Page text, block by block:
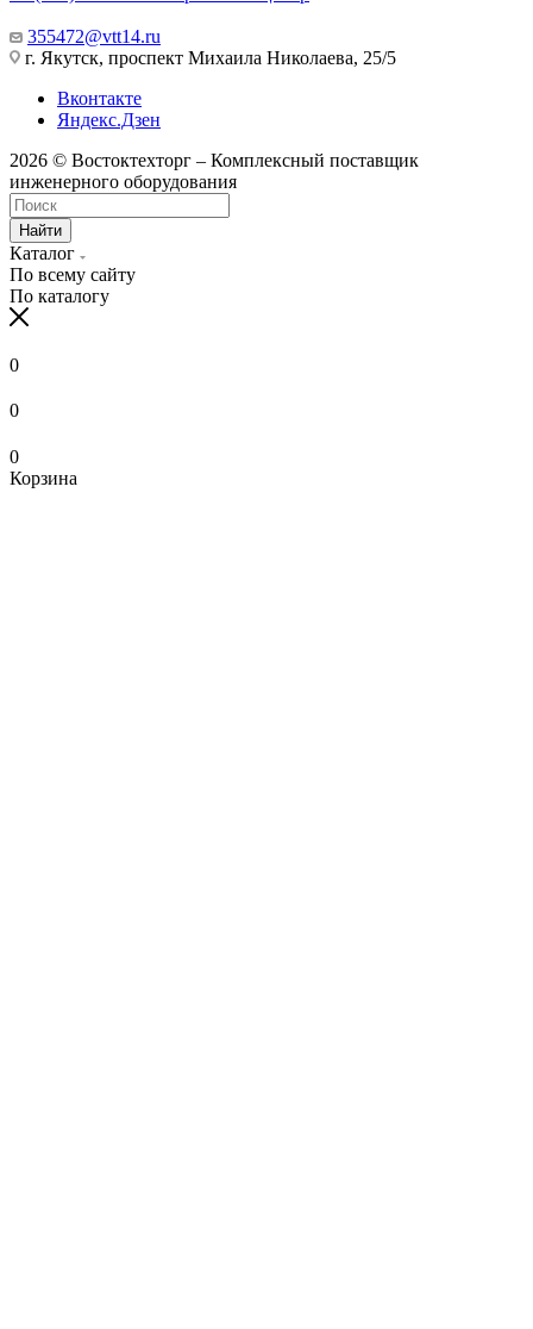
355472@vtt14.ru
г. Якутск, проспект Михаила Николаева, 25/5
Вконтакте
Яндекс.Дзен
2026 © Востоктехторг – Комплексный поставщик
инженерного оборудования
Найти
Каталог
По всему сайту
По каталогу
0
0
0
Корзина